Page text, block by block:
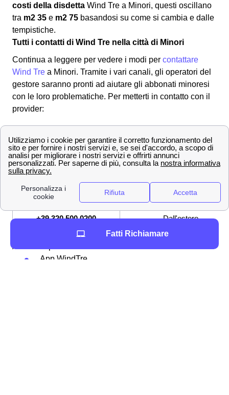
costi della disdetta Wind Tre a Minori, questi oscillano
tra m2 35 e m2 75 basandosi su come si cambia e dalle
tempistiche.
Tutti i contatti di Wind Tre nella città di Minori
Continua a leggere per vedere i modi per contattare
Wind Tre a Minori. Tramite i vari canali, gli operatori del
gestore saranno pronti ad aiutare gli abbonati minoresi
con le loro problematiche. Per metterti in contatto con il
provider:
800 900 134
Numero Verde
[email protected] Indirizzo mail per PEC
+39 320 500 0200 Dall'estero
Altri modi per contattare WindTre sono:
App WindTre
Fatti Richiamare